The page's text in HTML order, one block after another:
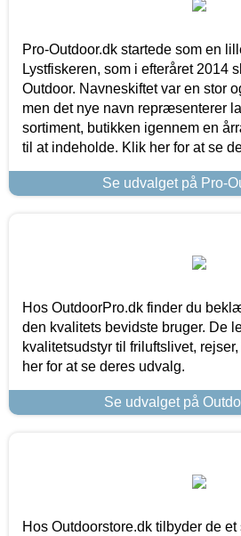
Pro-Outdoor.dk startede som en
Lystfiskeren, som i efteråret 2014
Outdoor. Navneskiftet var en stor
men det nye navn repræsenterer
sortiment, butikken igennem en
til at indeholde. Klik her for at se
Se udvalget på Pro-
Hos OutdoorPro.dk finder du
den kvalitets bevidste bruger. De
kvalitetsudstyr til friluftslivet,
her for at se deres udvalg.
Se udvalget på
Hos Outdoorstore.dk tilbyder de